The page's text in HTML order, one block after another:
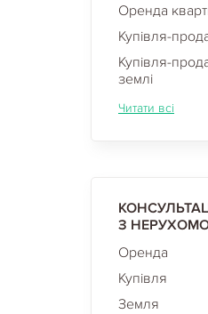
Оренда
Купівля-
Купівля-
землі
Читати всі
З
Оренда
Купівля
Земля